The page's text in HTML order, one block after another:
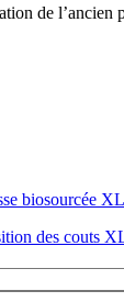
de l’ancien
biosourcée
des couts